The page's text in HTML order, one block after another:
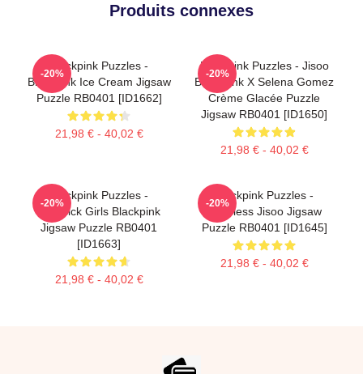
Produits connexes
Blackpink Puzzles -
Blackpink Ice Cream Jigsaw
Puzzle RB0401 [ID1662]
21,98 € - 40,02 €
-20%
Blackpink Puzzles - Jisoo
BlackPink X Selena Gomez
Crème Glacée Puzzle
Jigsaw RB0401 [ID1650]
21,98 € - 40,02 €
-20%
Blackpink Puzzles -
Lovesick Girls Blackpink
Jigsaw Puzzle RB0401
[ID1663]
21,98 € - 40,02 €
-20%
Blackpink Puzzles -
Faceless Jisoo Jigsaw
Puzzle RB0401 [ID1645]
21,98 € - 40,02 €
-20%